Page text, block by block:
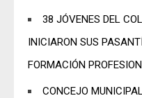
38 JÓVENES DEL
INICIARON SUS
FORMACIÓN
CONCEJO